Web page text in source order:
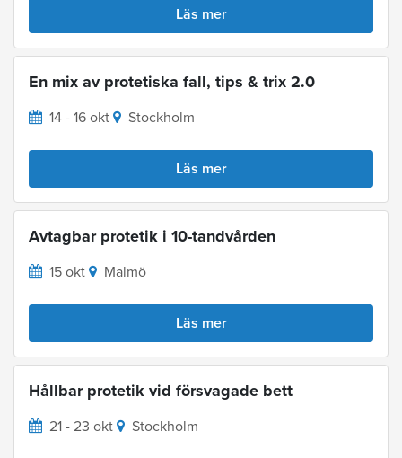
Läs mer
En mix av protetiska fall, tips & trix 2.0
14 - 16 okt Stockholm
Läs mer
Avtagbar protetik i 10-tandvården
15 okt Malmö
Läs mer
Hållbar protetik vid försvagade bett
21 - 23 okt Stockholm